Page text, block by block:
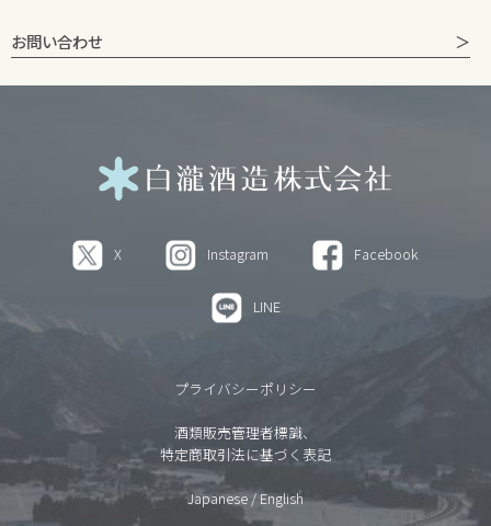
お問い合わせ
X Instagram Facebook
LINE
プライバシーポリシー
酒類販売管理者標識、
特定商取引法に基づく表記
Japanese / English